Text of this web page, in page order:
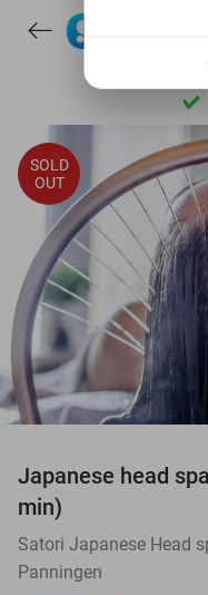
7
7
SOLD
OUT
Japanese head
min)
Satori Japanese Head
Panningen